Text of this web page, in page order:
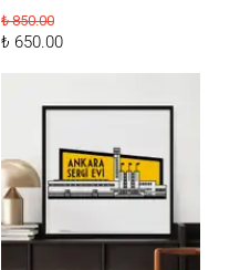
₺ 850.00
₺ 650.00